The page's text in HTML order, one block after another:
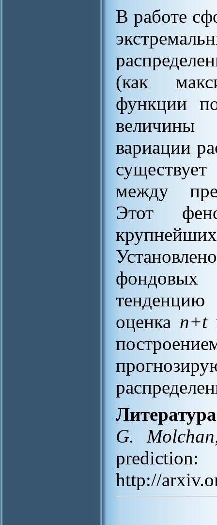
В работе
(как
функции
вариации
между
Этот
фондовых
оценка n+t
Литература
G.
http://